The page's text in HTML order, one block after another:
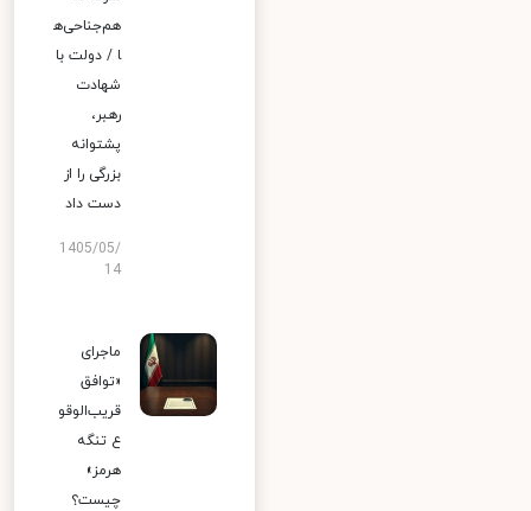
هم‌جناحی‌ه
ا / دولت با
شهادت
رهبر،
پشتوانه
بزرگی را از
دست داد
1405/05/
14
ماجرای
«توافق
قریب‌الوقو
ع تنگه
هرمز»
چیست؟